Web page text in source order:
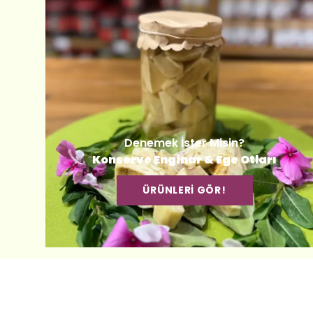
Denemek İster Misin?
Konserve Enginar & Ege Otları
ÜRÜNLERİ GÖR!